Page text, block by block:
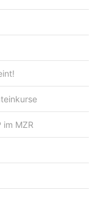
MZR